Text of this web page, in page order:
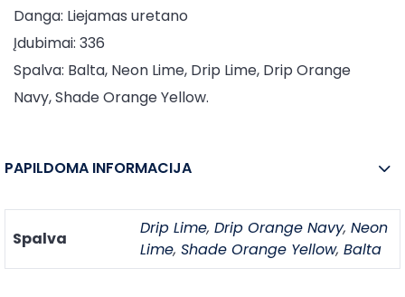
Danga: Liejamas uretano
Įdubimai: 336
Spalva: Balta, Neon Lime, Drip Lime, Drip Orange
Navy, Shade Orange Yellow.
PAPILDOMA INFORMACIJA
Spalva
Drip Lime, Drip Orange Navy, Neon
Lime, Shade Orange Yellow, Balta